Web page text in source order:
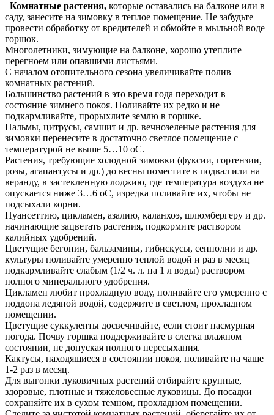
Комнатные растения, которые оставались на балконе или в
саду, занесите на зимовку в теплое помещение. Не забудьте
провести обработку от вредителей и обмойте в мыльной воде
горшок.
Многолетники, зимующие на балконе, хорошо утеплите
перегноем или опавшими листьями.
С началом отопительного сезона увеличивайте полив
комнатных растений.
Большинство растений в это время года переходит в
состояние зимнего покоя. Поливайте их редко и не
подкармливайте, прорыхлите землю в горшке.
Пальмы, цитрусы, самшит и др. вечнозеленые растения для
зимовки перенесите в достаточно светлое помещение с
температурой не выше 5…10 оС.
Растения, требующие холодной зимовки (фуксии, гортензии,
розы, агапантусы и др.) до весны поместите в подвал или на
веранду, в застекленную лоджию, где температура воздуха не
опускается ниже 3…6 оС, изредка поливайте их, чтобы не
подсыхали корни.
Пуансеттию, цикламен, азалию, каланхоэ, шлюмбергеру и др.
начинающие зацветать растения, подкормите раствором
калийных удобрений.
Цветущие бегонии, бальзамины, гибискусы, сенполии и др.
культуры поливайте умеренно теплой водой и раз в месяц
подкармливайте слабым (1/2 ч. л. на 1 л воды) раствором
полного минерального удобрения.
Цикламен любит прохладную воду, поливайте его умеренно с
поддона ледяной водой, содержите в светлом, прохладном
помещении.
Цветущие суккуленты досвечивайте, если стоит пасмурная
погода. Почву горшка поддерживайте в слегка влажном
состоянии, не допуская полного пересыхания.
Кактусы, находящиеся в состоянии покоя, поливайте на чаще
1-2 раз в месяц.
Для выгонки луковичных растений отбирайте крупные,
здоровые, плотные и тяжеловесные луковицы. До посадки
сохраняйте их в сухом темном, прохладном помещении.